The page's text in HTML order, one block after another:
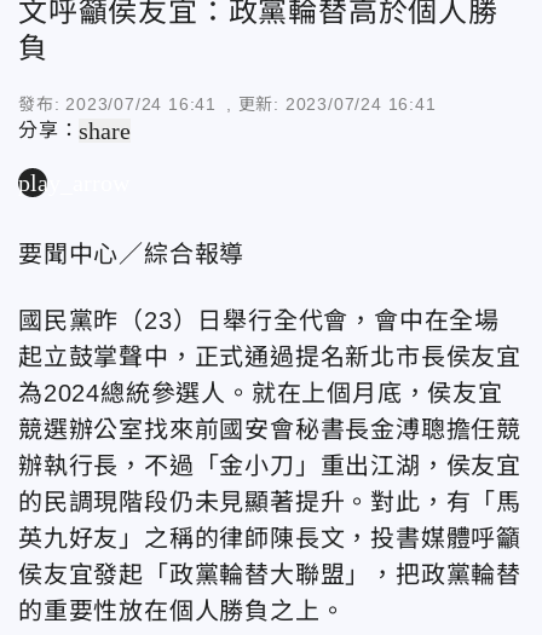
文呼籲侯友宜：政黨輪替高於個人勝
負
發布: 2023/07/24 16:41 , 更新: 2023/07/24 16:41
分享：share
play_arrow
要聞中心／綜合報導
國民黨昨（23）日舉行全代會，會中在全場
起立鼓掌聲中，正式通過提名新北市長侯友宜
為2024總統參選人。就在上個月底，侯友宜
競選辦公室找來前國安會秘書長金溥聰擔任競
辦執行長，不過「金小刀」重出江湖，侯友宜
的民調現階段仍未見顯著提升。對此，有「馬
英九好友」之稱的律師陳長文，投書媒體呼籲
侯友宜發起「政黨輪替大聯盟」，把政黨輪替
的重要性放在個人勝負之上。